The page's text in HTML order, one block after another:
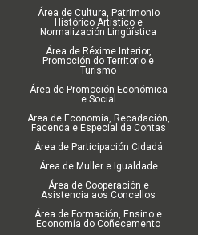
Área de Cultura, Patrimonio
Histórico Artístico e
Normalización Lingüística
Área de Réxime Interior,
Promoción do Territorio e
Turismo
Área de Promoción Económica
e Social
Area de Economía, Recadación,
Facenda e Especial de Contas
Área de Participación Cidadá
Área de Muller e Igualdade
Área de Cooperación e
Asistencia aos Concellos
Área de Formación, Ensino e
Economía do Coñecemento